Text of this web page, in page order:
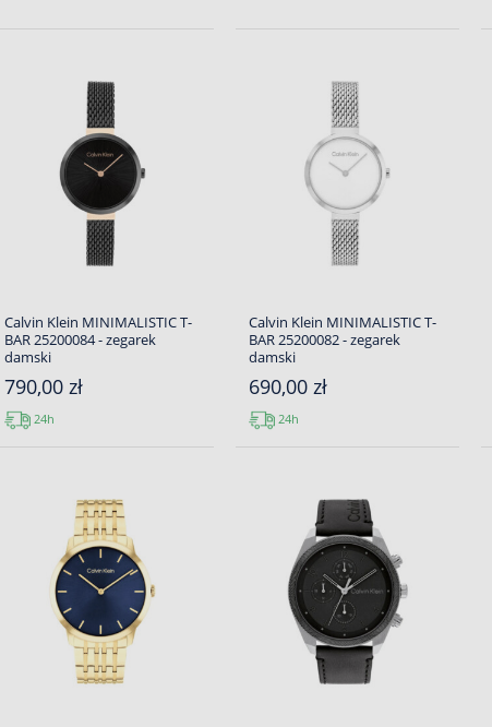
Calvin Klein MINIMALISTIC T-
BAR 25200084 - zegarek
damski
790,00 zł
24h
Calvin Klein MINIMALISTIC T-
BAR 25200082 - zegarek
damski
690,00 zł
24h